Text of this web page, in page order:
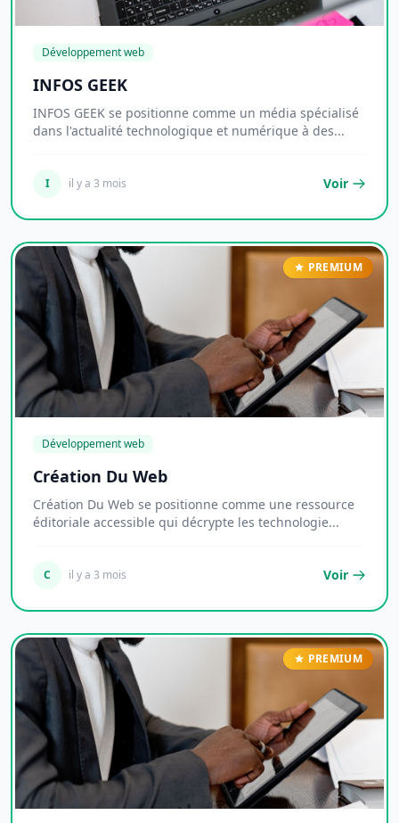
Développement web
INFOS GEEK
INFOS GEEK se positionne comme un média spécialisé
dans l'actualité technologique et numérique à des...
I il y a 3 mois Voir
PREMIUM
Développement web
Création Du Web
Création Du Web se positionne comme une ressource
éditoriale accessible qui décrypte les technologie...
C il y a 3 mois Voir
PREMIUM